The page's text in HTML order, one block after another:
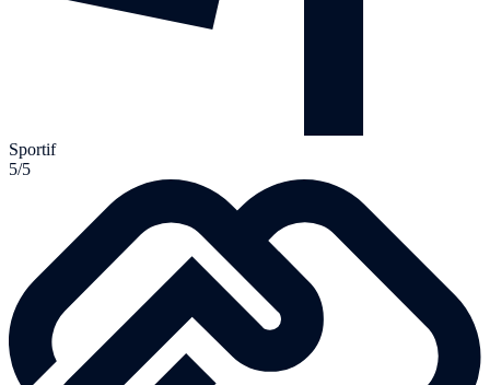
Sportif
5/5